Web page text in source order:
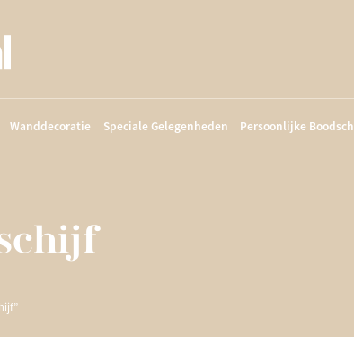
Wanddecoratie Speciale Gelegenheden Persoonlijke